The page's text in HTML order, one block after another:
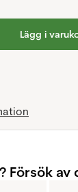
Lägg i
Försök av